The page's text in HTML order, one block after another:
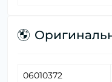
06010372